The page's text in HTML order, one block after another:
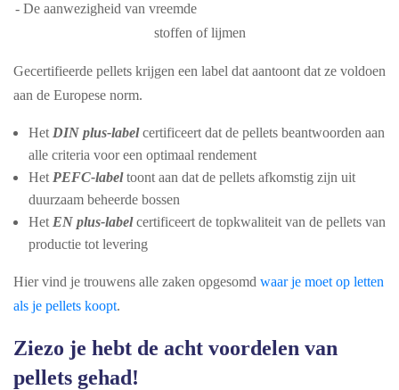
- De aanwezigheid van vreemde
stoffen of lijmen
Gecertifieerde pellets krijgen een label dat aantoont dat ze voldoen
aan de Europese norm.
Het DIN plus-labelcertificeert dat de pellets beantwoorden aan
alle criteria voor een optimaal rendement
Het PEFC-labeltoont aan dat de pellets afkomstig zijn uit
duurzaam beheerde bossen
Het EN plus-labelcertificeert de topkwaliteit van de pellets van
productie tot levering
Hier vind je trouwens alle zaken opgesomd waar je moet op letten
als je pellets koopt.
Ziezo je hebt de acht voordelen van
pellets gehad!